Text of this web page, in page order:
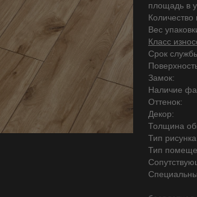
площадь в
Количество
Вес
Класс
Срок
Замок:
Наличие
Оттенок:
Декор:
Толщина
Тип
Тип